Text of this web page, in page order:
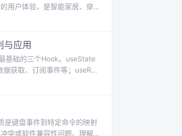
用户体验，是智能家居、穿
连接稳定性、安全合规与用
与应用
基础的三个Hook。useState
获取、订阅事件等；useRef
高效、可维护的React代码至
是键盘事件到特定命令的映射
突或软件兼容性问题。理解